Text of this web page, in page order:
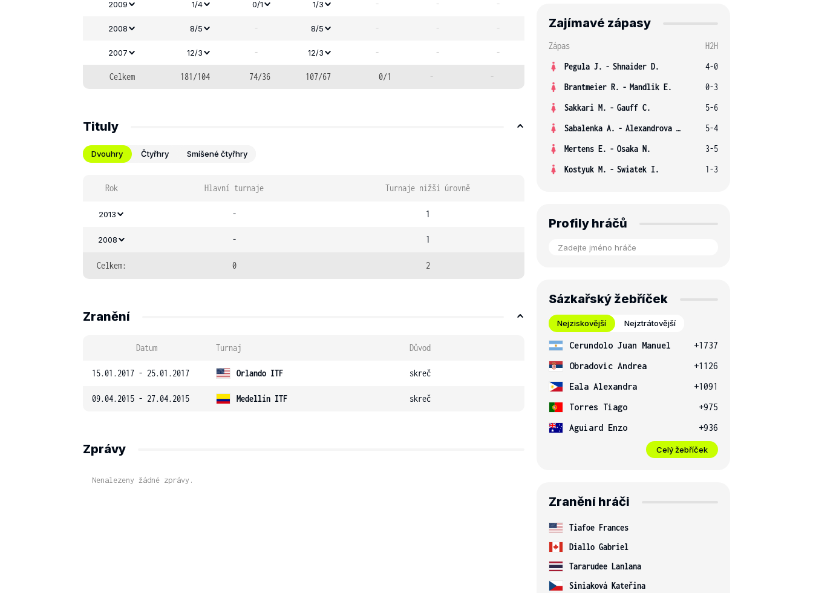
2009 1/4 0/1 1/3 - - -
2008 8/5 - 8/5 - - -
2007 12/3 - 12/3 - - -
Celkem 181/104 74/36 107/67 0/1 - -
Tituly
Dvouhry Čtyřhry Smíšené čtyřhry
Rok Hlavní turnaje Turnaje nižší úrovně
2013 - 1
2008 - 1
Celkem: 0 2
Zranění
Datum Turnaj Důvod
15.01.2017 - 25.01.2017 Orlando ITF skreč
09.04.2015 - 27.04.2015 Medellín ITF skreč
Zprávy
Nenalezeny žádné zprávy.
Zajímavé zápasy
Zápas
H2H
Pegula J. - Shnaider D.
4-0
Brantmeier R. - Mandlik E.
0-3
Sakkari M. - Gauff C.
5-6
Sabalenka A. - Alexandrova E.
5-4
Mertens E. - Osaka N.
3-5
Kostyuk M. - Swiatek I. 1-3
Profily hráčů
Sázkařský žebříček
Nejziskovější Nejztrátovější
Cerundolo Juan Manuel
+1737
Obradovic Andrea
+1126
Eala Alexandra
+1091
Torres Tiago
+975
Aguiard Enzo
+936
Celý žebříček
Zranění hráči
Tiafoe Frances
Diallo Gabriel
Tararudee Lanlana
Siniaková Kateřina